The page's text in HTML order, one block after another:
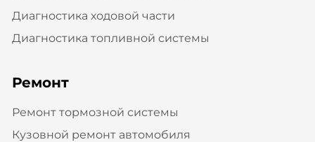
Диагностика ходовой части
Диагностика топливной системы
Ремонт
Ремонт тормозной системы
Кузовной ремонт автомобиля